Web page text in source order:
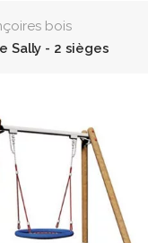
bois
Sally - 2 sièges